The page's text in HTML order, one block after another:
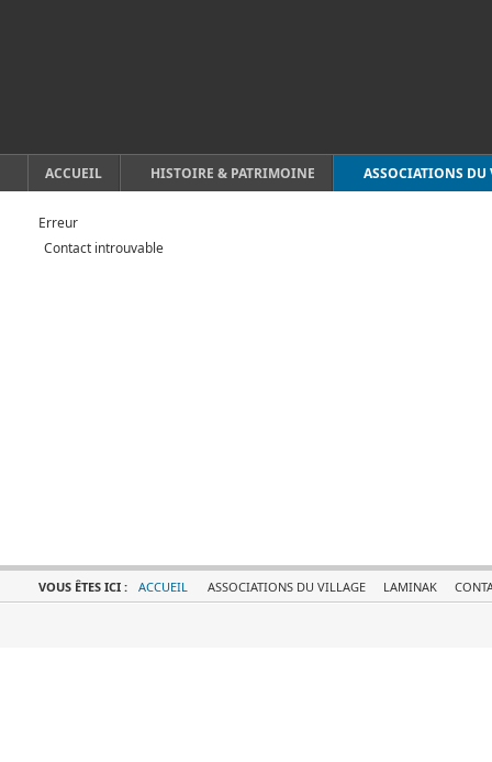
ACCUEIL HISTOIRE & PATRIMOINE ASSOCIATIONS DU
Erreur
Contact introuvable
VOUS ÊTES ICI : ACCUEIL ASSOCIATIONS DU VILLAGE LAMINAK